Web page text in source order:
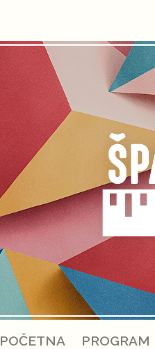
POČETNA PROGRAM